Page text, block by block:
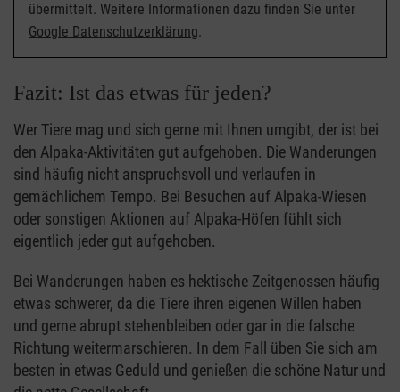
übermittelt. Weitere Informationen dazu finden Sie unter
Google Datenschutzerklärung.
Fazit: Ist das etwas für jeden?
Wer Tiere mag und sich gerne mit Ihnen umgibt, der ist bei
den Alpaka-Aktivitäten gut aufgehoben. Die Wanderungen
sind häufig nicht anspruchsvoll und verlaufen in
gemächlichem Tempo. Bei Besuchen auf Alpaka-Wiesen
oder sonstigen Aktionen auf Alpaka-Höfen fühlt sich
eigentlich jeder gut aufgehoben.
Bei Wanderungen haben es hektische Zeitgenossen häufig
etwas schwerer, da die Tiere ihren eigenen Willen haben
und gerne abrupt stehenbleiben oder gar in die falsche
Richtung weitermarschieren. In dem Fall üben Sie sich am
besten in etwas Geduld und genießen die schöne Natur und